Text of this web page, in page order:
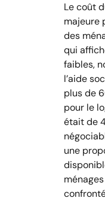
Le coût
majeure
des
qui
faibles,
l’aide
plus de
pour le
était de
une